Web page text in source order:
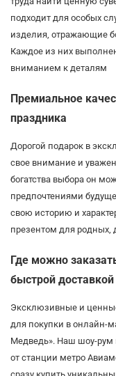
подходит для особых
изделия, отражающие
Каждое из них
вниманием к деталям
Премиальное
праздника
Дорогой подарок в
свое внимание и
богатства выбора он
предпочтениями
свою историю и
презентом для родных,
Где можно
быстрой
Эксклюзивные и
для покупки в онлайн-
Медведь». Наш шоу-рум
от станции метро